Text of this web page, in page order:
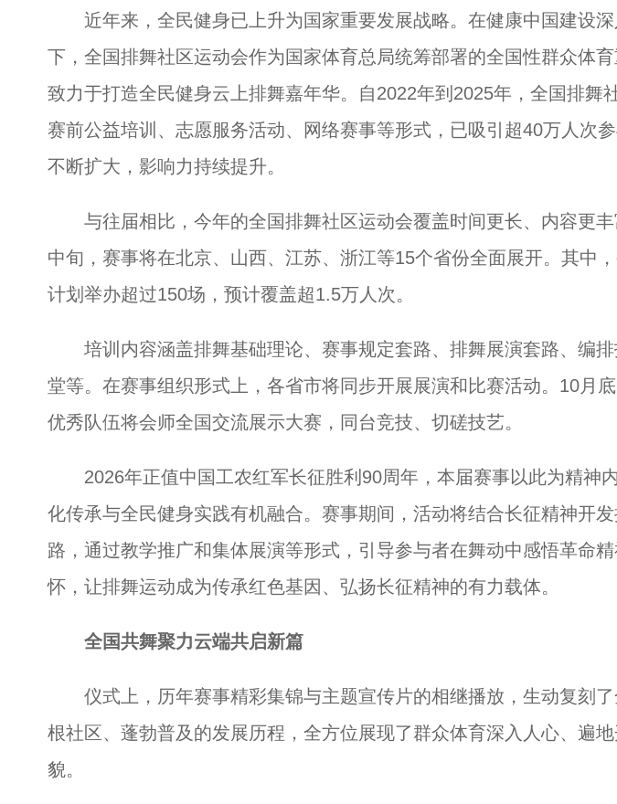
近年来，全民健身已上升为国家重要发展战略。在健康中国建设深
下，全国排舞社区运动会作为国家体育总局统筹部署的全国性群众体育
致力于打造全民健身云上排舞嘉年华。自2022年到2025年，全国排舞
赛前公益培训、志愿服务活动、网络赛事等形式，已吸引超40万人次
不断扩大，影响力持续提升。
与往届相比，今年的全国排舞社区运动会覆盖时间更长、内容更丰
中旬，赛事将在北京、山西、江苏、浙江等15个省份全面展开。其中
计划举办超过150场，预计覆盖超1.5万人次。
培训内容涵盖排舞基础理论、赛事规定套路、排舞展演套路、编排
堂等。在赛事组织形式上，各省市将同步开展展演和比赛活动。10月
优秀队伍将会师全国交流展示大赛，同台竞技、切磋技艺。
2026年正值中国工农红军长征胜利90周年，本届赛事以此为精神
化传承与全民健身实践有机融合。赛事期间，活动将结合长征精神开
路，通过教学推广和集体展演等形式，引导参与者在舞动中感悟革命
怀，让排舞运动成为传承红色基因、弘扬长征精神的有力载体。
全国共舞聚力云端共启新篇
仪式上，历年赛事精彩集锦与主题宣传片的相继播放，生动复刻了
根社区、蓬勃普及的发展历程，全方位展现了群众体育深入人心、遍
貌。